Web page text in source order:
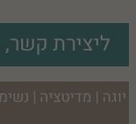
ליצירת קשר,
יוגה | מדיטציה |